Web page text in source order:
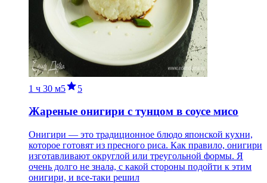
1 ч 30 м5 5
Жареные онигири с тунцом в соусе мисо
Онигири — это традиционное блюдо японской кухни,
которое готовят из пресного риса. Как правило, онигири
изготавливают округлой или треугольной формы. Я
очень долго не знала, с какой стороны подойти к этим
онигири, и все-таки решил